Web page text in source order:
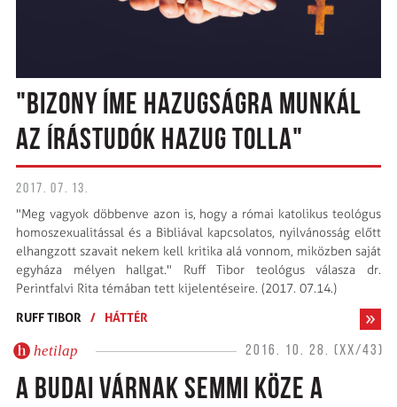
"BIZONY ÍME HAZUGSÁGRA MUNKÁL
AZ ÍRÁSTUDÓK HAZUG TOLLA"
2017. 07. 13.
"Meg vagyok döbbenve azon is, hogy a római katolikus teológus
homoszexualitással és a Bibliával kapcsolatos, nyilvánosság előtt
elhangzott szavait nekem kell kritika alá vonnom, miközben saját
egyháza mélyen hallgat." Ruff Tibor teológus válasza dr.
Perintfalvi Rita témában tett kijelentéseire. (2017. 07.14.)
RUFF TIBOR
/ HÁTTÉR
hetilap 2016. 10. 28. (XX/43)
A BUDAI VÁRNAK SEMMI KÖZE A